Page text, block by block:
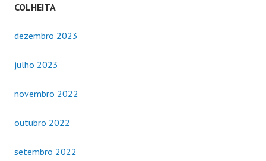
COLHEITA
dezembro 2023
julho 2023
novembro 2022
outubro 2022
setembro 2022